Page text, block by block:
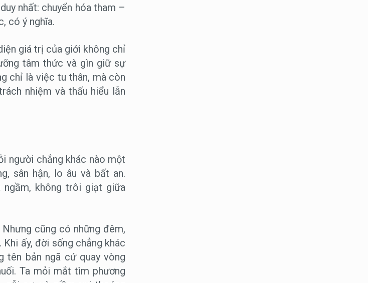
nhất: chuyển hóa tham –
có ý nghĩa.
giá trị của giới không chỉ
tâm thức và gìn giữ sự
chỉ là việc tu thân, mà còn
nhiệm và thấu hiểu lẫn
người chẳng khác nào một
sân hận, lo âu và bất an.
không trôi giạt giữa
cũng có những đêm,
ấy, đời sống chẳng khác
tên bản ngã cứ quay vòng
Ta mỏi mắt tìm phương